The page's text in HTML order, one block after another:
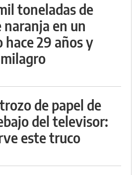
toneladas de
naranja en un
hace 29 años y
de papel de
del televisor:
este truco